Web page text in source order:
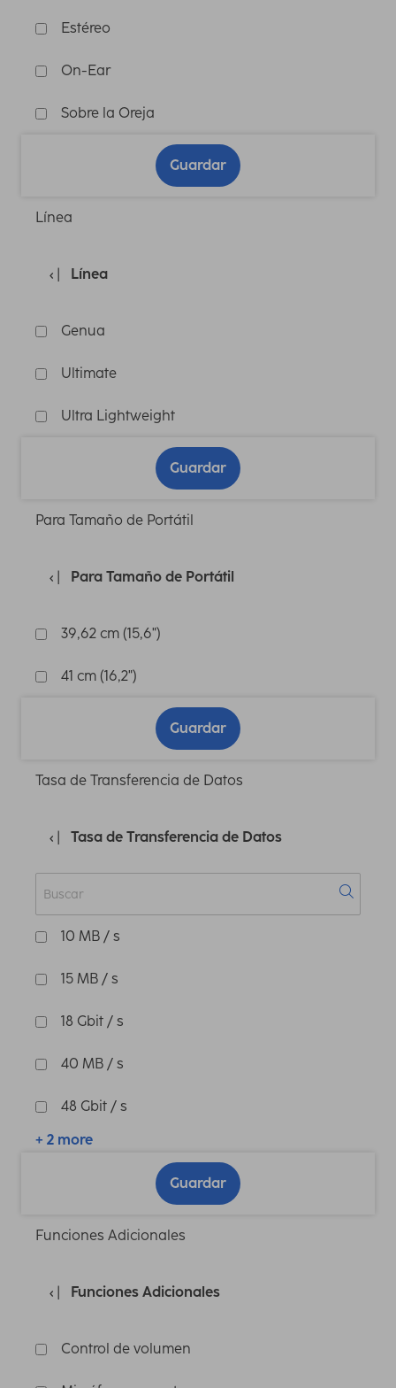
Estéreo
On-Ear
Sobre la Oreja
Guardar
Línea
Línea
Genua
Ultimate
Ultra Lightweight
Guardar
Para Tamaño de Portátil
Para Tamaño de Portátil
39,62 cm (15,6")
41 cm (16,2")
Guardar
Tasa de Transferencia de Datos
Tasa de Transferencia de Datos
10 MB / s
15 MB / s
18 Gbit / s
40 MB / s
48 Gbit / s
+ 2 more
Guardar
Funciones Adicionales
Funciones Adicionales
Control de volumen